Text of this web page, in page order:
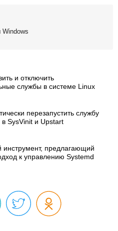
Windows
и отключить
службы в системе Linux
перезапустить службу
в SysVinit и Upstart
инструмент, предлагающий
к управлению Systemd